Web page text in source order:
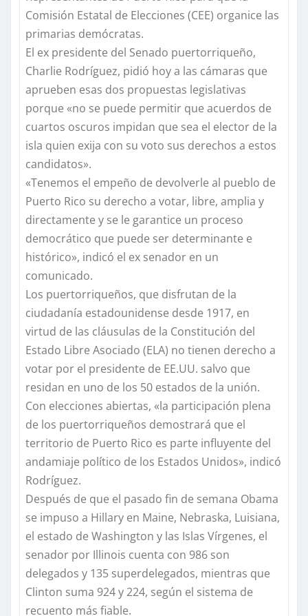
Comisión Estatal de Elecciones (CEE) organice las
primarias demócratas.
El ex presidente del Senado puertorriqueño,
Charlie Rodríguez, pidió hoy a las cámaras que
aprueben esas dos propuestas legislativas
porque «no se puede permitir que acuerdos de
cuartos oscuros impidan que sea el elector de la
isla quien exija con su voto sus derechos a estos
candidatos».
«Tenemos el empeño de devolverle al pueblo de
Puerto Rico su derecho a votar, libre, amplia y
directamente y se le garantice un proceso
democrático que puede ser determinante e
histórico», indicó el ex senador en un
comunicado.
Los puertorriqueños, que disfrutan de la
ciudadanía estadounidense desde 1917, en
virtud de las cláusulas de la Constitución del
Estado Libre Asociado (ELA) no tienen derecho a
votar por el presidente de EE.UU. salvo que
residan en uno de los 50 estados de la unión.
Con elecciones abiertas, «la participación plena
de los puertorriqueños demostrará que el
territorio de Puerto Rico es parte influyente del
andamiaje político de los Estados Unidos», indicó
Rodríguez.
Después de que el pasado fin de semana Obama
se impuso a Hillary en Maine, Nebraska, Luisiana,
el estado de Washington y las Islas Vírgenes, el
senador por Illinois cuenta con 986 son
delegados y 135 superdelegados, mientras que
Clinton suma 924 y 224, según el sistema de
recuento más fiable.